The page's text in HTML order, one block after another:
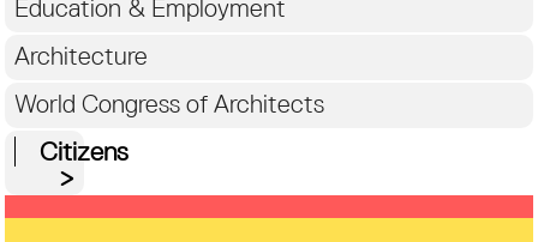
Education & Employment
Architecture
World Congress of Architects
Citizens